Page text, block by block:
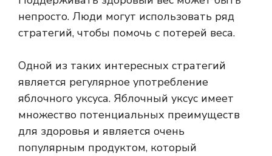
непросто. Люди могут использовать ряд
стратегий, чтобы помочь с потерей веса.
Одной из таких интересных стратегий
является регулярное употребление
яблочного уксуса. Яблочный уксус имеет
множество потенциальных преимуществ
для здоровья и является очень
популярным продуктом, который